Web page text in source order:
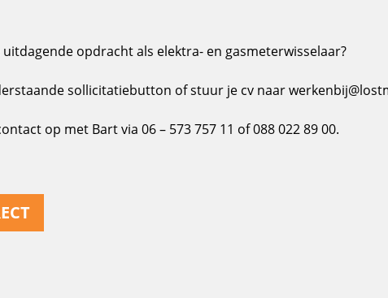
opdracht als elektra- en gasmeterwisselaar?
sollicitatiebutton of stuur je cv naar
op met Bart via 06 – 573 757 11 of 088 022 89 00.